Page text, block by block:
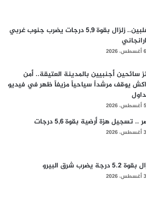
الفلبين.. زلزال بقوة 5,9 درجات يضرب جنوب غربي
6 أغسطس، 2026
سائحين أجنبيين بالمدينة العتيقة.. أمن
يوقف مرشداً سياحياً مزيفاً ظهر في فيديو
5 أغسطس، 2026
.. تسجيل هزة أرضية بقوة 5,6 درجات
3 أغسطس، 2026
5.2 درجة يضرب شرق البيرو
3 أغسطس، 2026